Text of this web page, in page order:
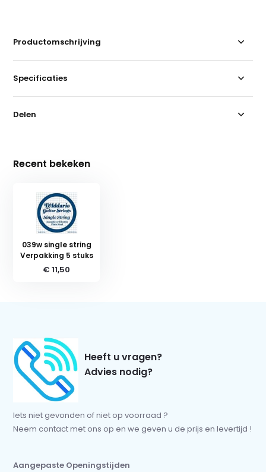
Productomschrijving
Specificaties
Delen
Recent bekeken
039w single string
Verpakking 5 stuks
€ 11,50
Heeft u vragen?
Advies nodig?
Iets niet gevonden of niet op voorraad ?
Neem contact met ons op en we geven u de prijs en levertijd !
Aangepaste Openingstijden